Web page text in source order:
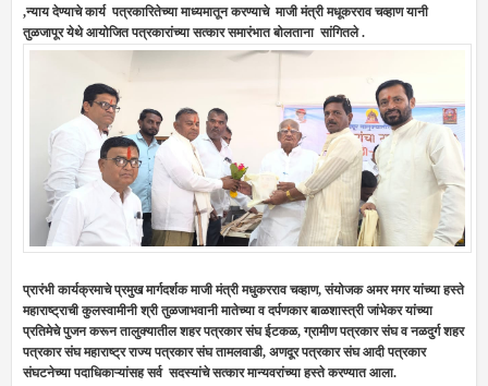
,न्याय देण्याचे कार्य पत्रकारितेच्या माध्यमातून करण्याचे माजी मंत्री मधूकरराव चव्हाण यानी
तुळजापूर येथे आयोजित पत्रकारांच्या सत्कार समारंभात बोलताना सांगितले .
प्रारंभी कार्यक्रमाचे प्रमुख मार्गदर्शक माजी मंत्री मधुकरराव चव्हाण, संयोजक अमर मगर यांच्या हस्ते
महाराष्ट्राची कुलस्वामीनी श्री तुळजाभवानी मातेच्या व दर्पणकार बाळशास्त्री जांभेकर यांच्या
प्रतिमेचे पुजन करून तालुक्यातील शहर पत्रकार संघ ईटकळ, ग्रामीण पत्रकार संघ व नळदुर्ग शहर
पत्रकार संघ महाराष्ट्र राज्य पत्रकार संघ तामलवाडी, अणदूर पत्रकार संघ आदी पत्रकार
संघटनेच्या पदाधिकाऱ्यांसह सर्व सदस्यांचे सत्कार मान्यवरांच्या हस्ते करण्यात आला.